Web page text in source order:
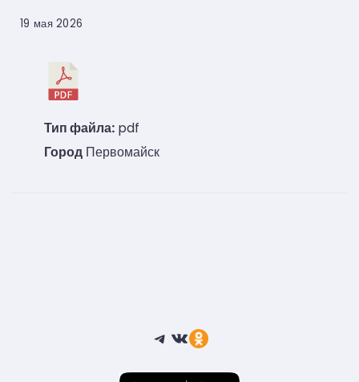
19 мая 2026
Тип файла: pdf
Город Первомайск
Telegram
ВКонтакте
Ссылка